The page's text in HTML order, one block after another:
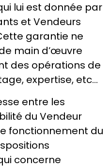
lui est donnée par
et Vendeurs
garantie ne
main d’œuvre
des opérations de
expertise, etc...
entre les
du Vendeur
fonctionnement du
concerne